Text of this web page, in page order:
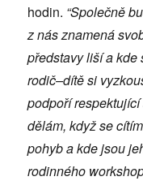
hodin. “Společně
z nás znamená
představy liší a kde
rodič–dítě si
podpoří
dělám, když se
pohyb a kde jsou
rodinného